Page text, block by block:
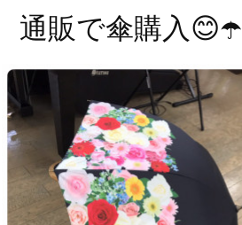
通販で傘購入😊☂️